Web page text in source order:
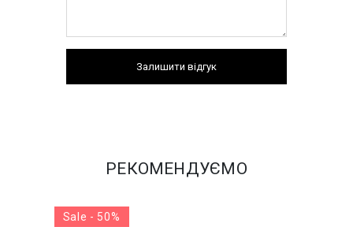
Залишити відгук
РЕКОМЕНДУЄМО
Sale - 50%